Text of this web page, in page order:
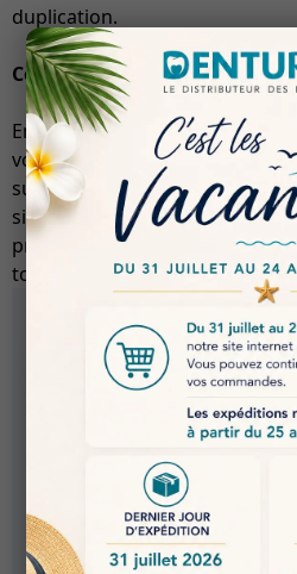
duplication.
Conclusion
En intégrant le Silicone
votre pratique, vous bénéficiez
supérieure qui allie rapidité,
silicone de duplication est un
professionnels souhaitant
tout en maintenant des
FICHE TECHNIQUE